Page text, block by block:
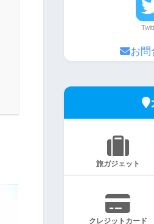
お問
旅ガジェット
クレジットカード